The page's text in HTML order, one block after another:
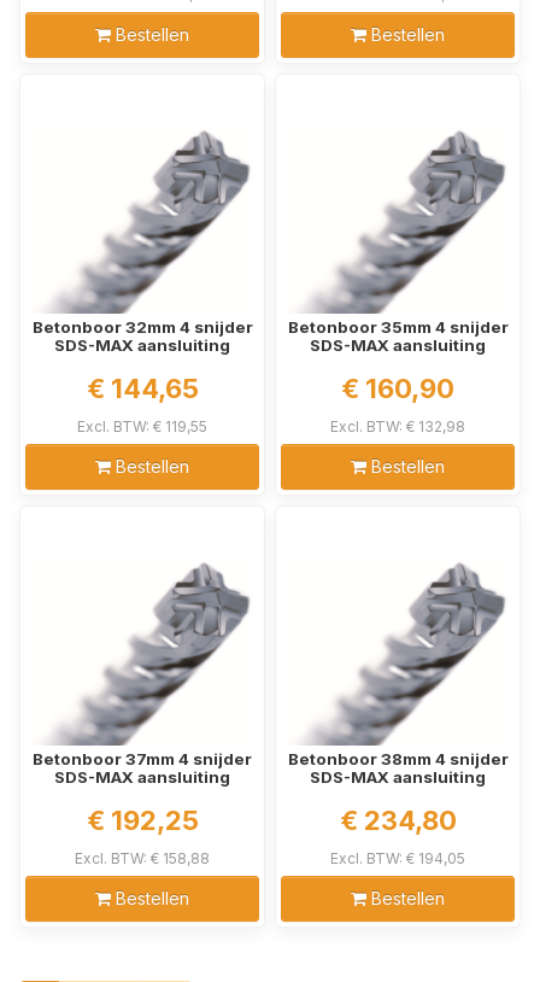
Bestellen Bestellen
Betonboor 32mm 4 snijder
SDS-MAX aansluiting
€ 144,65
Excl. BTW: € 119,55
Bestellen
Betonboor 35mm 4 snijder
SDS-MAX aansluiting
€ 160,90
Excl. BTW: € 132,98
Bestellen
Betonboor 37mm 4 snijder
SDS-MAX aansluiting
€ 192,25
Excl. BTW: € 158,88
Bestellen
Betonboor 38mm 4 snijder
SDS-MAX aansluiting
€ 234,80
Excl. BTW: € 194,05
Bestellen